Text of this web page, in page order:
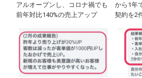
アルオープンし、コロナ禍でも
前年対比140%の売上アップ
から1年
契約を2